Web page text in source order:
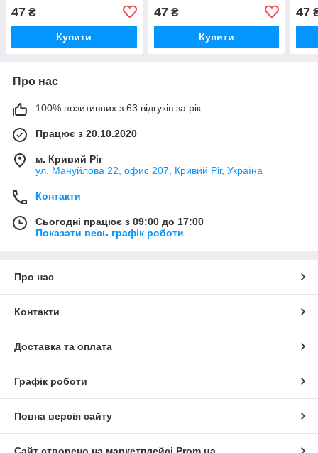
47 ₴
Купити
47₴
Купити
47
Про нас
100% позитивних з 63 відгуків за рік
Працює з 20.10.2020
м. Кривий Ріг
ул. Мануйлова 22, офис 207, Кривий Ріг, Україна
Контакти
Сьогодні працює з 09:00 до 17:00
Показати весь графік роботи
Про нас
Контакти
Доставка та оплата
Графік роботи
Повна версія сайту